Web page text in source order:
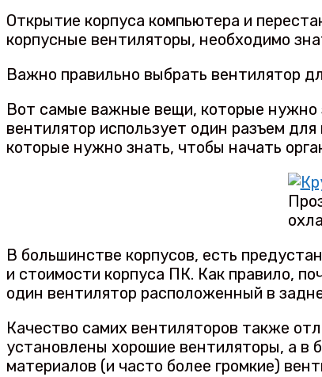
Открытие корпуса компьютера и
корпусные вентиляторы, необходимо
Важно правильно выбрать вентилятор
Вот самые важные вещи, которые нужно
вентилятор использует один разъем
которые нужно знать, чтобы начать
В большинстве корпусов, есть
и стоимости корпуса ПК. Как правило,
один вентилятор расположенный в
Качество самих вентиляторов также
установлены хорошие вентиляторы, а в
материалов (и часто более громкие)